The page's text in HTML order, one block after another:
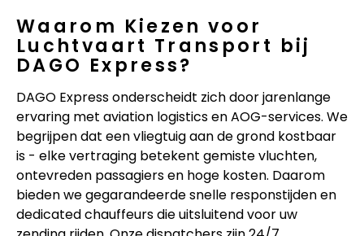
Waarom Kiezen voor
Luchtvaart Transport bij
DAGO Express?
DAGO Express onderscheidt zich door jarenlange
ervaring met aviation logistics en AOG-services. We
begrijpen dat een vliegtuig aan de grond kostbaar
is - elke vertraging betekent gemiste vluchten,
ontevreden passagiers en hoge kosten. Daarom
bieden we gegarandeerde snelle responstijden en
dedicated chauffeurs die uitsluitend voor uw